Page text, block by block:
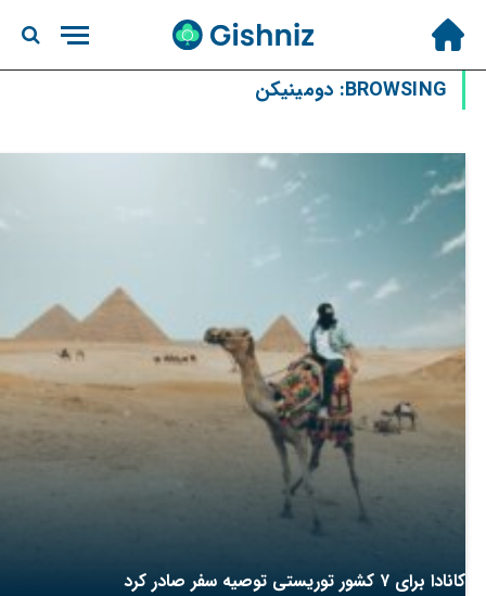
BROWSING: دومینیکن
کانادا برای ۷ کشور توریستی توصیه سفر صادر کرد